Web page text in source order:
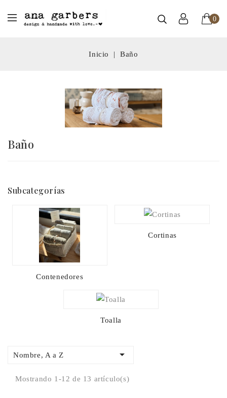
0
Inicio Baño
Baño
Subcategorí­as
Contenedores
Cortinas
Toalla
Nombre, A a Z 
Mostrando 1-12 de 13 artículo(s)